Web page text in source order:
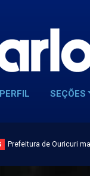
PERFIL SEÇÕES
Prefeitura de Ouricuri